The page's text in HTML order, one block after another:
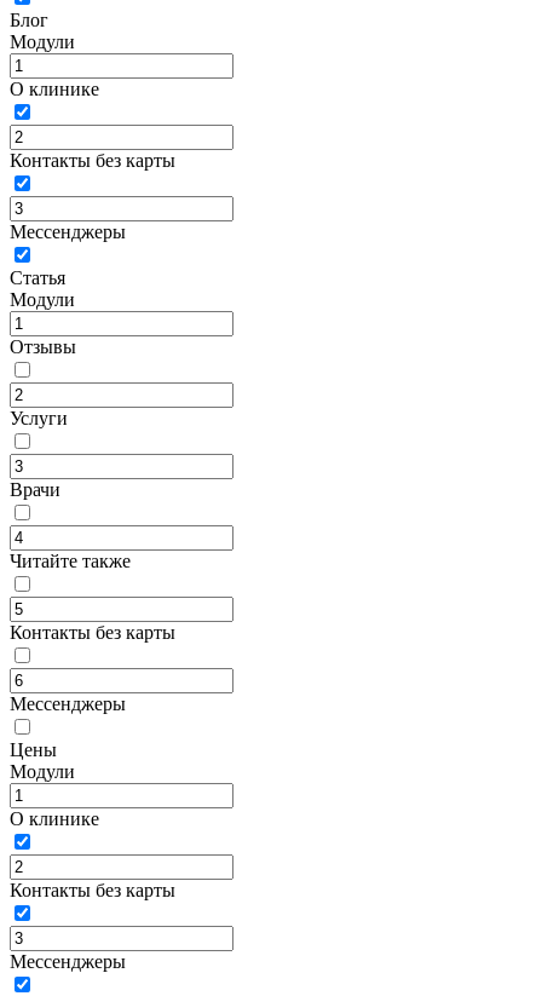
Блог
Модули
О клинике
Контакты без карты
Мессенджеры
Статья
Модули
Отзывы
Услуги
Врачи
Читайте также
Контакты без карты
Мессенджеры
Цены
Модули
О клинике
Контакты без карты
Мессенджеры